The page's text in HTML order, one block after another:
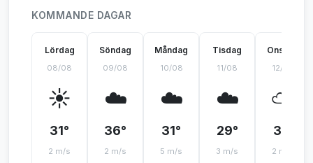
KOMMANDE DAGAR
Lördag
08/08
☀️
31°
2 m/s
Söndag
09/08
☁️
36°
2 m/s
Måndag
10/08
☁️
31°
5 m/s
Tisdag
11/08
☁️
29°
3 m/s
Onsdag
12/08
⛅
31°
2 m/s